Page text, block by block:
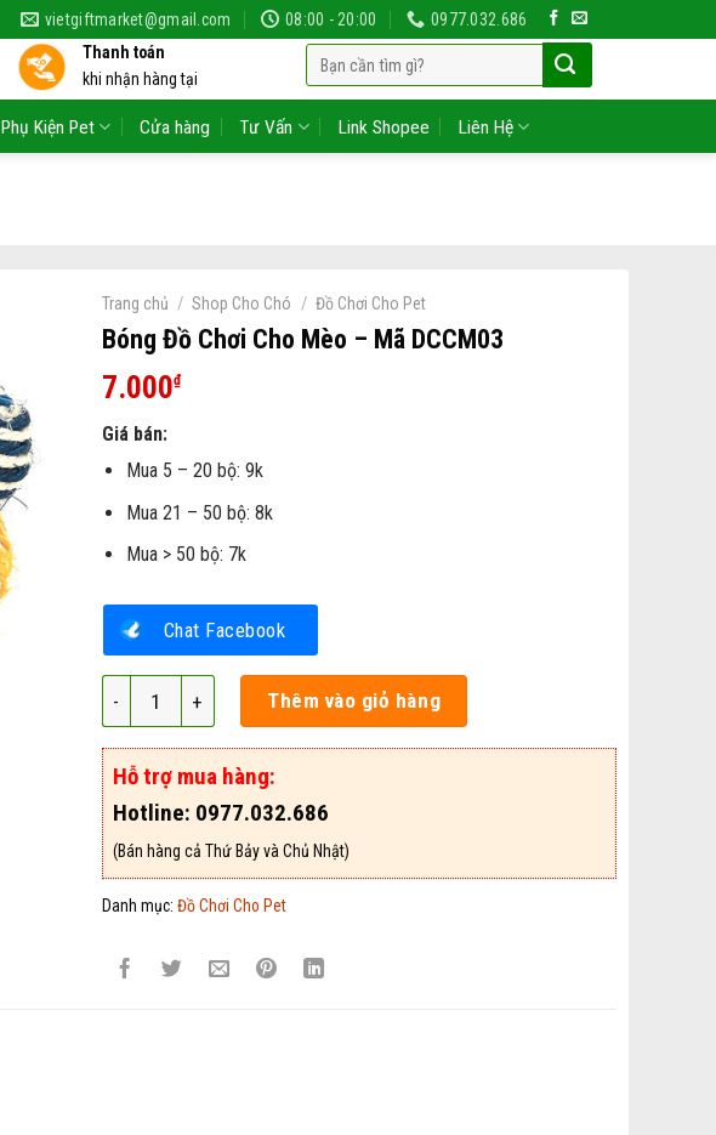
vietgiftmarket@gmail.com 08:00 - 20:00
0977.032.686
Thanh toán
khi nhận hàng tại
Tìm
kiếm:
Phụ Kiện Pet Cửa hàng Tư Vấn Link Shopee Liên Hệ
Trang chủ / Shop Cho Chó / Đồ Chơi Cho Pet
Bóng Đồ Chơi Cho Mèo – Mã DCCM03
7.000₫
Giá bán:
Mua 5 – 20 bộ: 9k
Mua 21 – 50 bộ: 8k
Mua > 50 bộ: 7k
Chat Facebook
Bóng Đồ Chơi Cho Mèo - Mã DCCM03 số lượng
Thêm vào giỏ hàng
Hỗ trợ mua hàng:
Hotline: 0977.032.686
(Bán hàng cả Thứ Bảy và Chủ Nhật)
Danh mục: Đồ Chơi Cho Pet